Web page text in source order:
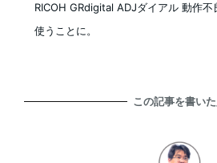
RICOH GRdigital ADJダイアル 動作
使うことに。
この記事を書いた